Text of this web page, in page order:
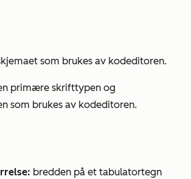
som brukes av kodeditoren.
primære skrifttypen og
som brukes av kodeditoren.
bredden på et tabulatortegn